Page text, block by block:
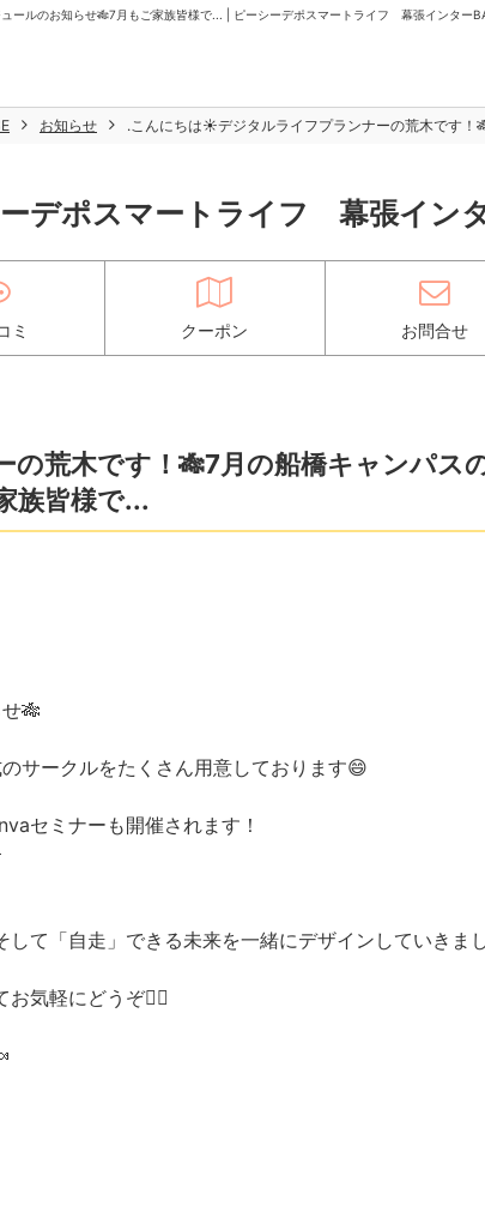
ールのお知らせ🎋7月もご家族皆様で... | ピーシーデポスマートライフ 幕張インター
お知らせ .こんにちは☀️デジタルライフプランナーの荒木です！
デポスマートライフ 幕張イン
ミ クーポン お問合せ
荒木です！🎋7月の船橋キャンパス
族皆様で...
🎋
サークルをたくさん用意しております😄
セミナーも開催されます！
て「自走」できる未来を一緒にデザインしていきま
気軽にどうぞ🏄‍♂️